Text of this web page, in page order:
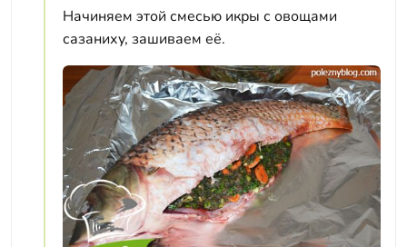
Начиняем этой смесью икры с овощами
сазаниху, зашиваем её.